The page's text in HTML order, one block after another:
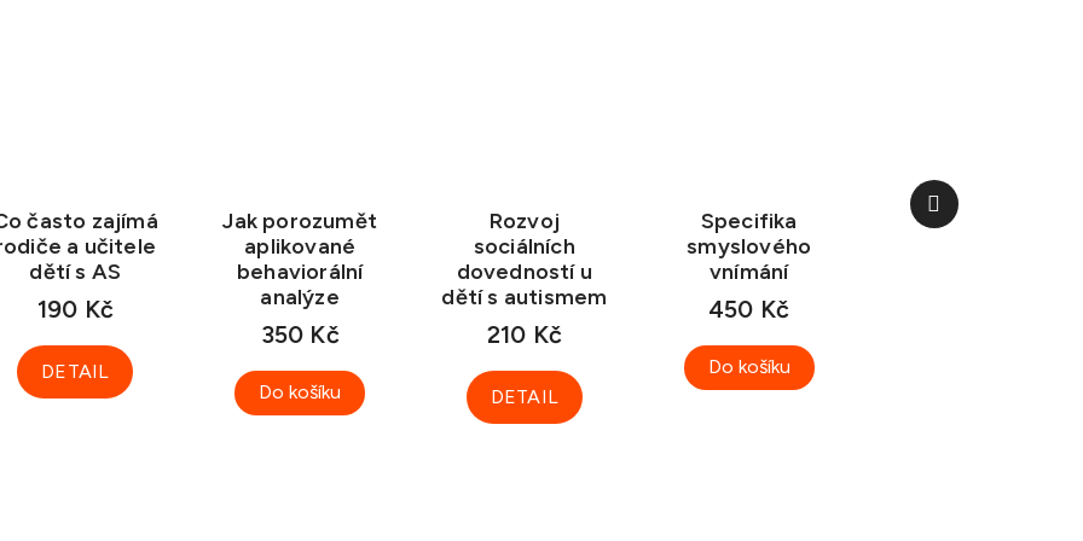
často zajímá
a učitele
dětí s AS
190 Kč
DETAIL
Jak porozumět
aplikované
behaviorální
analýze
350 Kč
Do košíku
Rozvoj
sociálních
dovedností u
dětí s autismem
210 Kč
DETAIL
Specifika
smyslového
vnímání
450 Kč
Do košíku
Další
produkt